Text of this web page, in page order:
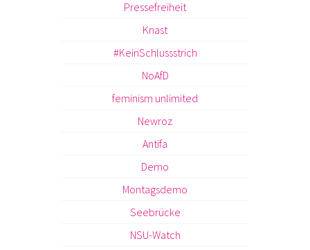
Pressefreiheit
Knast
#KeinSchlussstrich
NoAfD
feminism unlimited
Newroz
Antifa
Demo
Montagsdemo
Seebrücke
NSU-Watch